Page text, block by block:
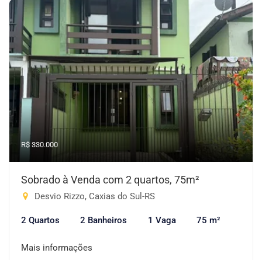
R$ 330.000
Sobrado à Venda com 2 quartos, 75m²
Desvio Rizzo, Caxias do Sul-RS
2 Quartos 2 Banheiros 1 Vaga 75 m²
Mais informações